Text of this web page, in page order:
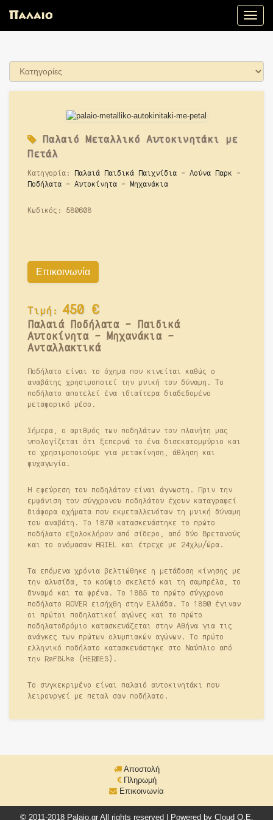
Toggle
Παλαιό Μεταλλικό Αυτοκινητάκι με
Πετάλ
Κατηγορία: Παλαιά Παιδικά Παιχνίδια - Λούνα Παρκ -
Ποδήλατα - Αυτοκίνητα - Μηχανάκια
Κωδικός: 580608
Επικοινωνία
Τιμή: 450€
Παλαιά Ποδήλατα - Παιδικά
Αυτοκίνητα - Μηχανάκια -
Ανταλλακτικά
Ποδήλατο είναι το όχημα που κινείται καθώς ο
αναβάτης χρησιμοποιεί την μυική του δύναμη. Το
ποδήλατο αποτελεί ένα ιδιαίτερα διαδεδομένο
μεταφορικό μέσο.
Σήμερα, ο αριθμός των ποδηλάτων του πλανήτη μας
υπολογίζεται ότι ξεπερνά το ένα δισεκατομμύριο και
το χρησιμοποιούμε για μετακίνηση, άθληση και
ψυχαγωγία.
Η εφεύρεση του ποδηλάτου είναι άγνωστη. Πριν την
εμφάνιση του σύγχρονου ποδηλάτου έχουν καταγραφεί
διάφορα οχήματα που εκμεταλλευόταν τη μυική δύναμη
του αναβάτη. Το 1870 κατασκευάστηκε το πρώτο
ποδήλατο εξολοκλήρου από σίδερο, από δύο Βρετανούς
και το ονόμασαν ARIEL και έτρεχε με 24χλμ/ώρα.
Τα επόμενα χρόνια βελτιώθηκε η μετάδοση κίνησης με
την αλυσίδα, το κούφιο σκελετό και τη σαμπρέλα, το
δυναμό και τα φρένα. Το 1885 το πρώτο σύγχρονο
ποδήλατο ROVER εισήχθη στην Ελλάδα. Το 1890 έγιναν
οι πρώτοι ποδηλατικοί αγώνες και το πρώτο
ποδηλατοδρόμιο κατασκευάζεται στην Αθήνα για τις
ανάγκες των πρώτων ολυμπιακών αγώνων. Το πρώτο
ελληνικό ποδήλατο κατασκευάστηκε στο Ναύπλιο από
την RafBike (HERMES).
Το συγκεκριμένο είναι παλαιό αυτοκινητάκι που
λειρουργεί με πεταλ σαν ποδήλατο.
Αποστολή
Πληρωμή
Επικοινωνία
© 2011-2018 Palaio.gr All rights reserved | Powered by Cloud O.E.